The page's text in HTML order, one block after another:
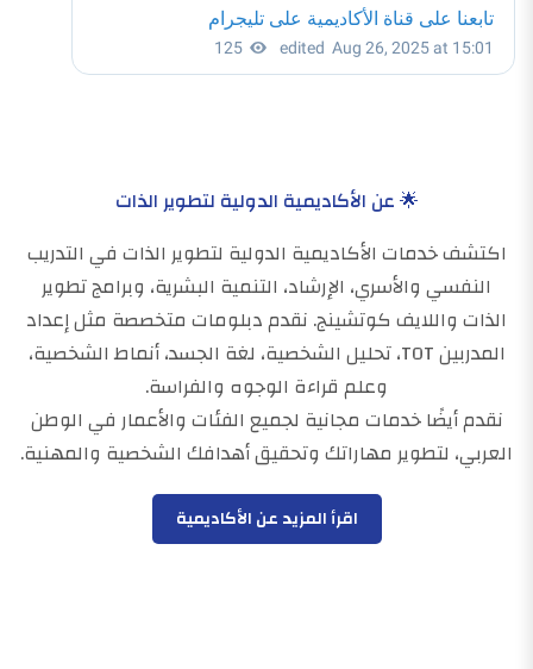
🌟 عن الأكاديمية الدولية لتطوير الذات
اكتشف خدمات الأكاديمية الدولية لتطوير الذات في التدريب
النفسي والأسري، الإرشاد، التنمية البشرية، وبرامج تطوير
الذات واللايف كوتشينج. نقدم دبلومات متخصصة مثل إعداد
المدربين TOT، تحليل الشخصية، لغة الجسد، أنماط الشخصية،
وعلم قراءة الوجوه والفراسة.
نقدم أيضًا خدمات مجانية لجميع الفئات والأعمار في الوطن
العربي، لتطوير مهاراتك وتحقيق أهدافك الشخصية والمهنية.
اقرأ المزيد عن الأكاديمية